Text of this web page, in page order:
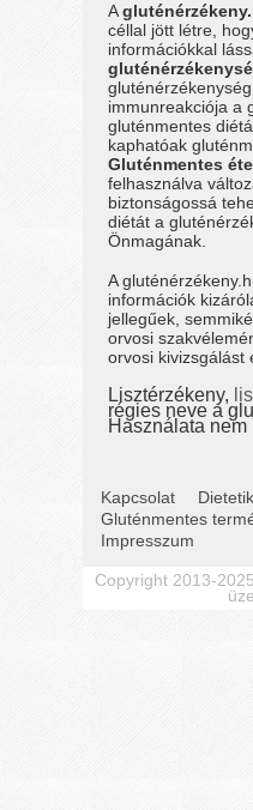
A
céllal jött létre,
információkkal
immunreakciója a
gluténmentes
kaphatóak
Gluténmentes
felhasználva
biztonságossá
diétát a
Önmagának.
A
információk
jellegűek,
orvosi
orvosi kivizsgálást
Lisztérzékeny,
régies neve a
Használata nem
Kapcsolat
Gluténmentes
Impresszum
Copyright 2013-